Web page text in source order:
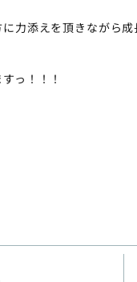
力添えを頂きながら
っ！！！